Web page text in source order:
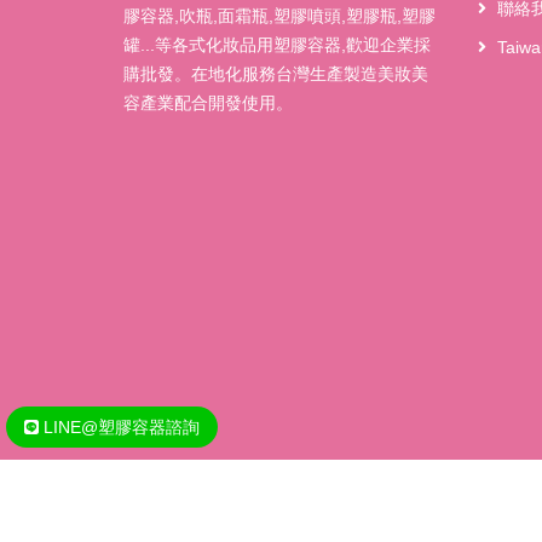
膠容器,吹瓶,面霜瓶,塑膠噴頭,塑膠瓶,塑膠
罐...等各式化妝品用塑膠容器,歡迎企業採
購批發。在地化服務台灣生產製造美妝美
容產業配合開發使用。
聯絡
LINE@塑膠容器諮詢